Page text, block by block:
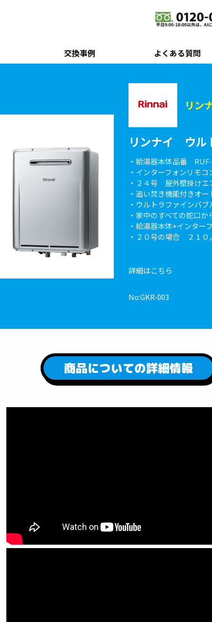
交換事例 よくある質問
リン
リンナイ ウル
・給湯器本体品番
・インターフォンリモ
・２４号 屋外壁掛けエ
・追い焚き機能付きオ
・ウルトラファインバ
・家中のすべての蛇口
・給湯器本体+インタ
・２０号の場合 ２１０
詳細はこちら
No:GKR-003
商品についての詳細情報